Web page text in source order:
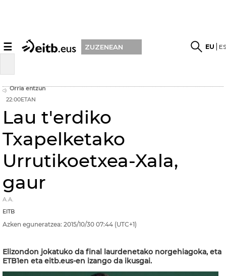
☰ ZUZENEAN EU
Orria entzun
22:00ETAN
Lau t'erdiko
Txapelketako
Urrutikoetxea-Xala,
gaur
A.A.
EITB
Azken eguneratzea: 2015/10/30 07:44 (UTC+1)
Elizondon jokatuko da final laurdenetako norgehiagoka, eta
ETB1en eta eitb.eus-en izango da ikusgai.